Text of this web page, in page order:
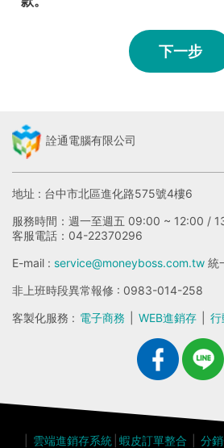
下一步
詮通電腦有限公司
地址 : 台中市北區進化路575號4樓6
服務時間：週一至週五 09:00 ~ 12:00 /
客服電話：04-22370296
E-mail : service@moneyboss.com.tw 統
非上班時段異常報修 : 0983-014-258
客製化服務 : 電子商務 WEB進銷存 行
雲端進銷存系統 蝦皮訂單整合 分